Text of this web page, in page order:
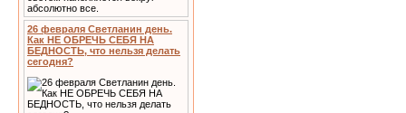
абсолютно все.
26 февраля Светланин день.
Как НЕ ОБРЕЧЬ СЕБЯ НА
БЕДНОСТЬ, что нельзя делать
сегодня?